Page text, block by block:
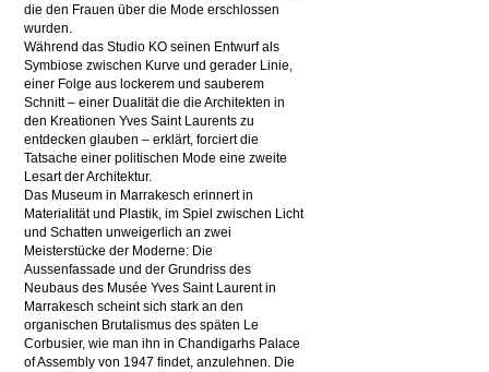
die den Frauen über die Mode erschlossen
wurden.
Während das Studio KO seinen Entwurf als
Symbiose zwischen Kurve und gerader Linie,
einer Folge aus lockerem und sauberem
Schnitt – einer Dualität die die Architekten in
den Kreationen Yves Saint Laurents zu
entdecken glauben – erklärt, forciert die
Tatsache einer politischen Mode eine zweite
Lesart der Architektur.
Das Museum in Marrakesch erinnert in
Materialität und Plastik, im Spiel zwischen Licht
und Schatten unweigerlich an zwei
Meisterstücke der Moderne: Die
Aussenfassade und der Grundriss des
Neubaus des Musée Yves Saint Laurent in
Marrakesch scheint sich stark an den
organischen Brutalismus des späten Le
Corbusier, wie man ihn in Chandigarhs Palace
of Assembly von 1947 findet, anzulehnen. Die